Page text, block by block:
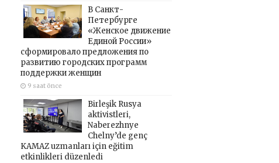
В Санкт-
Петербурге
«Женское движение
Единой России»
сформировало предложения по
развитию городских программ
поддержки женщин
9 saat önce
Birleşik Rusya
aktivistleri,
Naberezhnye
Chelny’de genç
KAMAZ uzmanları için eğitim
etkinlikleri düzenledi